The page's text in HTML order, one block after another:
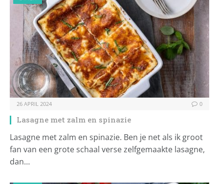
26 APRIL 2024 0
Lasagne met zalm en spinazie
Lasagne met zalm en spinazie. Ben je net als ik groot
fan van een grote schaal verse zelfgemaakte lasagne,
dan…